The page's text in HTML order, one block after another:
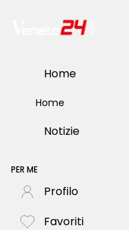
Home
Home
Notizie
PER ME
Profilo
Favoriti